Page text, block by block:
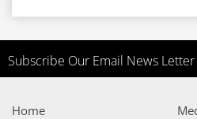
Subscribe Our Email News Letter
Home